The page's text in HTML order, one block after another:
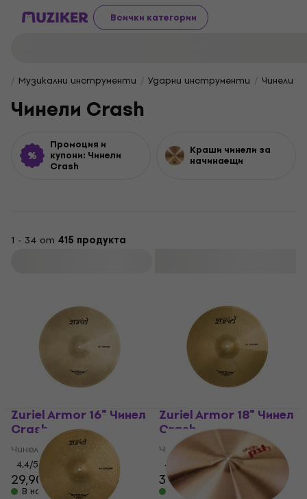
Всички категории
Музикални инструменти Ударни инструменти Чинели
Чинели Crash
Промоция и
купони: Чинели
Crash
Краши чинели за
начинаещи
1 - 34 от 415 продукта
Zuriel Armor 16" Чинел
Crash
Чинел Crash
4,4/5
29,90 €
В наличност
Zuriel Armor 18" Чинел
Crash
Чинел Crash
4,4
39 €
В наличност